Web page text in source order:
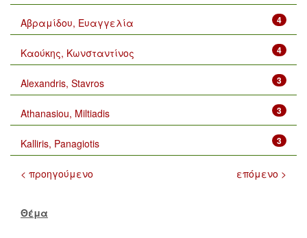
4
Αβραμίδου, Ευαγγελία
4
Καούκης, Κωνσταντίνος
3
Alexandris, Stavros
3
Athanasiou, Miltiadis
3
Kalliris, Panagiotis
< προηγούμενο επόμενο >
Θέμα